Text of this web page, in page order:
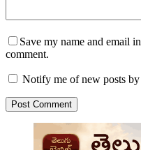
Save my name and email
comment.
Notify me of new posts by
Post Comment